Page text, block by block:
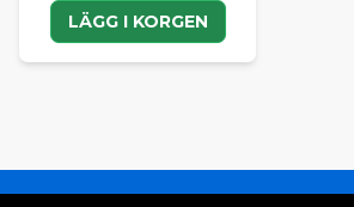
LÄGG I KORGEN